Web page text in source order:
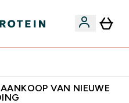
VAN NIEUWE